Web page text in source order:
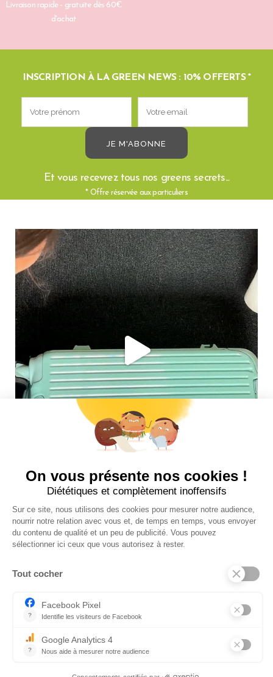
Livraison rapide - gratuite dès 60€
d'achat
INSCRIPTION À LA GREEN NEWS : 10% OFFERTS *
Et vous recevrez tous nos greens secrets...
* Offre réservée aux particuliers
Suivez-nous sur insta !
INFOS UTILES
NOS BOUTIQUES
POLITIQUE DE COOKIES (UE)
Textez-nous !